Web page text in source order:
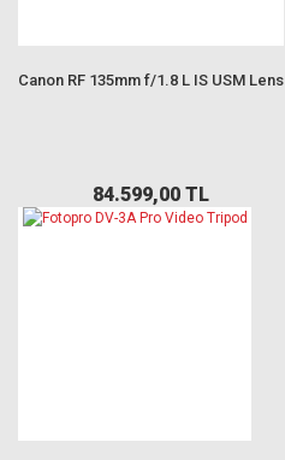
Canon RF 135mm f/1.8 L IS USM Lens
84.599,00 TL